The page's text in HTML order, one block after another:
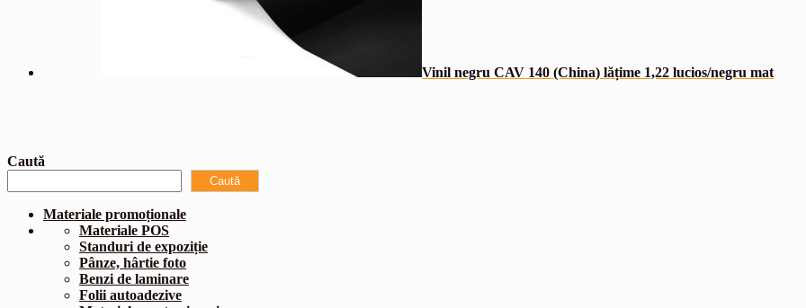
Vinil negru CAV 140 (China) lățime 1,22 lucios/negru mat
Caută
Caută
Materiale promoționale
Materiale POS
Standuri de expoziție
Pânze, hârtie foto
Benzi de laminare
Folii autoadezive